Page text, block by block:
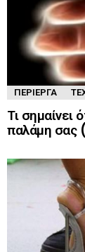
ΠΕΡΊΕΡΓΑ
Τι σημαίνει
παλάμη σας